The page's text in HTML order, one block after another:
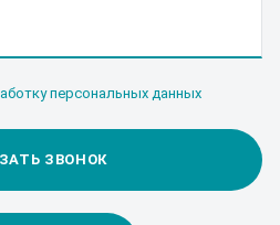
персональных данных
ЗВОНОК